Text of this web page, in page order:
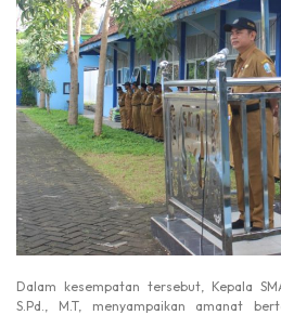
Dalam kesempatan tersebut, Kepala
S.Pd., M.T, menyampaikan amanat